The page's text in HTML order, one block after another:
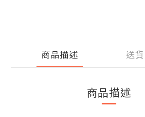
商品描述 送
商品描述